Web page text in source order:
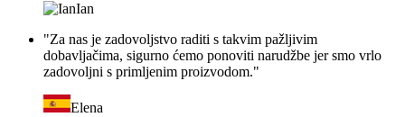
Ian
"Za nas je zadovoljstvo raditi s takvim pažljivim
dobavljačima, sigurno ćemo ponoviti narudžbe jer smo vrlo
zadovoljni s primljenim proizvodom."
Elena